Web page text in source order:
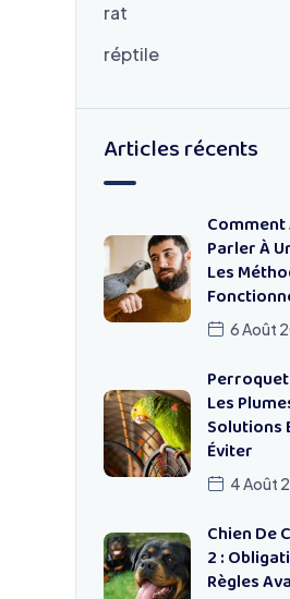
rat
réptile
Articles récents
Parler À
Les
6 Août
Les
Solutions
Éviter
4 Août
Chien De
2 :
Règles